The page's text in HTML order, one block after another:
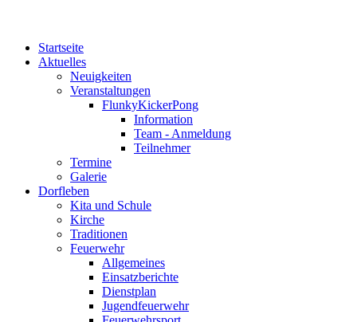
Startseite
Aktuelles
Neuigkeiten
Veranstaltungen
FlunkyKickerPong
Information
Team - Anmeldung
Teilnehmer
Termine
Galerie
Dorfleben
Kita und Schule
Kirche
Traditionen
Feuerwehr
Allgemeines
Einsatzberichte
Dienstplan
Jugendfeuerwehr